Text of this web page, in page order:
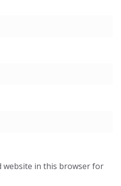
website in this browser for